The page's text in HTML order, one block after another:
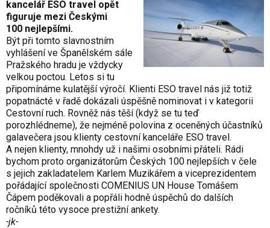
kancelář ESO travel opět
figuruje mezi Českými
100 nejlepšími.
Být při tomto slavnostním
vyhlášení ve Španělském sále
Pražského hradu je vždycky
velkou poctou. Letos si tu
připomínáme kulatější výročí. Klienti ESO travel nás již totiž
popatnácté v řadě dokázali úspěšně nominovat i v kategorii
Cestovní ruch. Rovněž nás těší (když se tu teď
porozhlédneme), že nejméně polovina z oceněných účastníků
galavečera jsou klienty cestovní kanceláře ESO travel.
A nejen klienty, mnohdy už i našimi osobními přáteli. Rádi
bychom proto organizátorům Českých 100 nejlepších v čele
s jejich zakladatelem Karlem Muzikářem a viceprezidentem
pořádající společnosti COMENIUS UN House Tomášem
Čápem poděkovali a popřáli hodně úspěchů do dalších
ročníků této vysoce prestižní ankety.
-jk-